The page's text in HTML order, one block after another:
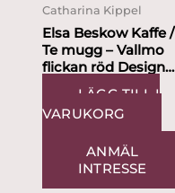
Catharina Kippel
Elsa Beskow Kaffe /
Te mugg – Vallmo
flickan röd Design
Catharina Kippel
LÄGG TILL I
VARUKORG
ANMÄL
INTRESSE